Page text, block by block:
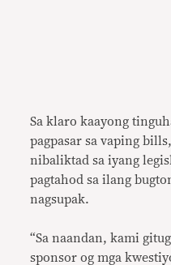
Sa klaro kaayong
pagpasar sa vaping
nibaliktad sa iyang
pagtahod sa ilang
nagsupak.
“Sa naandan, kami
sponsor og mga